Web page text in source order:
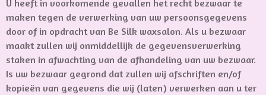
U heeft in voorkomende gevallen het recht bezwaar te
maken tegen de verwerking van uw persoonsgegevens
door of in opdracht van Be Silk waxsalon. Als u bezwaar
maakt zullen wij onmiddellijk de gegevensverwerking
staken in afwachting van de afhandeling van uw bezwaar.
Is uw bezwaar gegrond dat zullen wij afschriften en/of
kopieën van gegevens die wij (laten) verwerken aan u ter